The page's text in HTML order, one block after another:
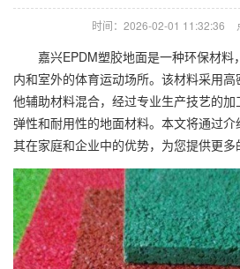
时间：2026-02-01 11:32:36
嘉兴EPDM塑胶地面是一种环保材料
内和室外的体育运动场所。该材料采用
他辅助材料混合，经过专业生产技艺的
弹性和耐用性的地面材料。本文将通过
其在家庭和企业中的优势，为您提供更多